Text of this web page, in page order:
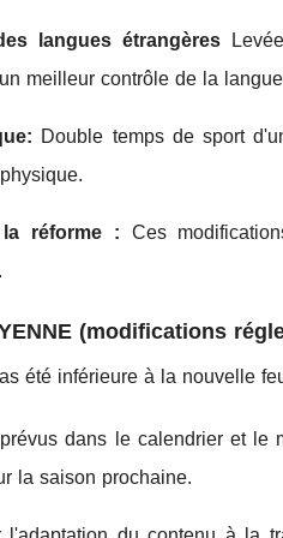
langues étrangères
meilleur contrôle de la
Double temps de sport
réforme : Ces
(modifications
été inférieure à la nouvelle
dans le calendrier et
la saison prochaine.